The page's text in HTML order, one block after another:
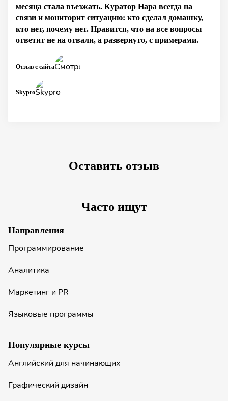
месяца стала въезжать. Куратор Нара всегда на
связи и мониторит ситуацию: кто сделал домашку,
кто нет, почему нет. Нравится, что на все вопросы
ответит не на отвали, а развернуто, с примерами.
Skypro
Отзыв с сайта
Оставить отзыв
Часто ищут
Направления
Программирование
Аналитика
Маркетинг и PR
Языковые программы
Популярные курсы
Английский для начинающих
Графический дизайн